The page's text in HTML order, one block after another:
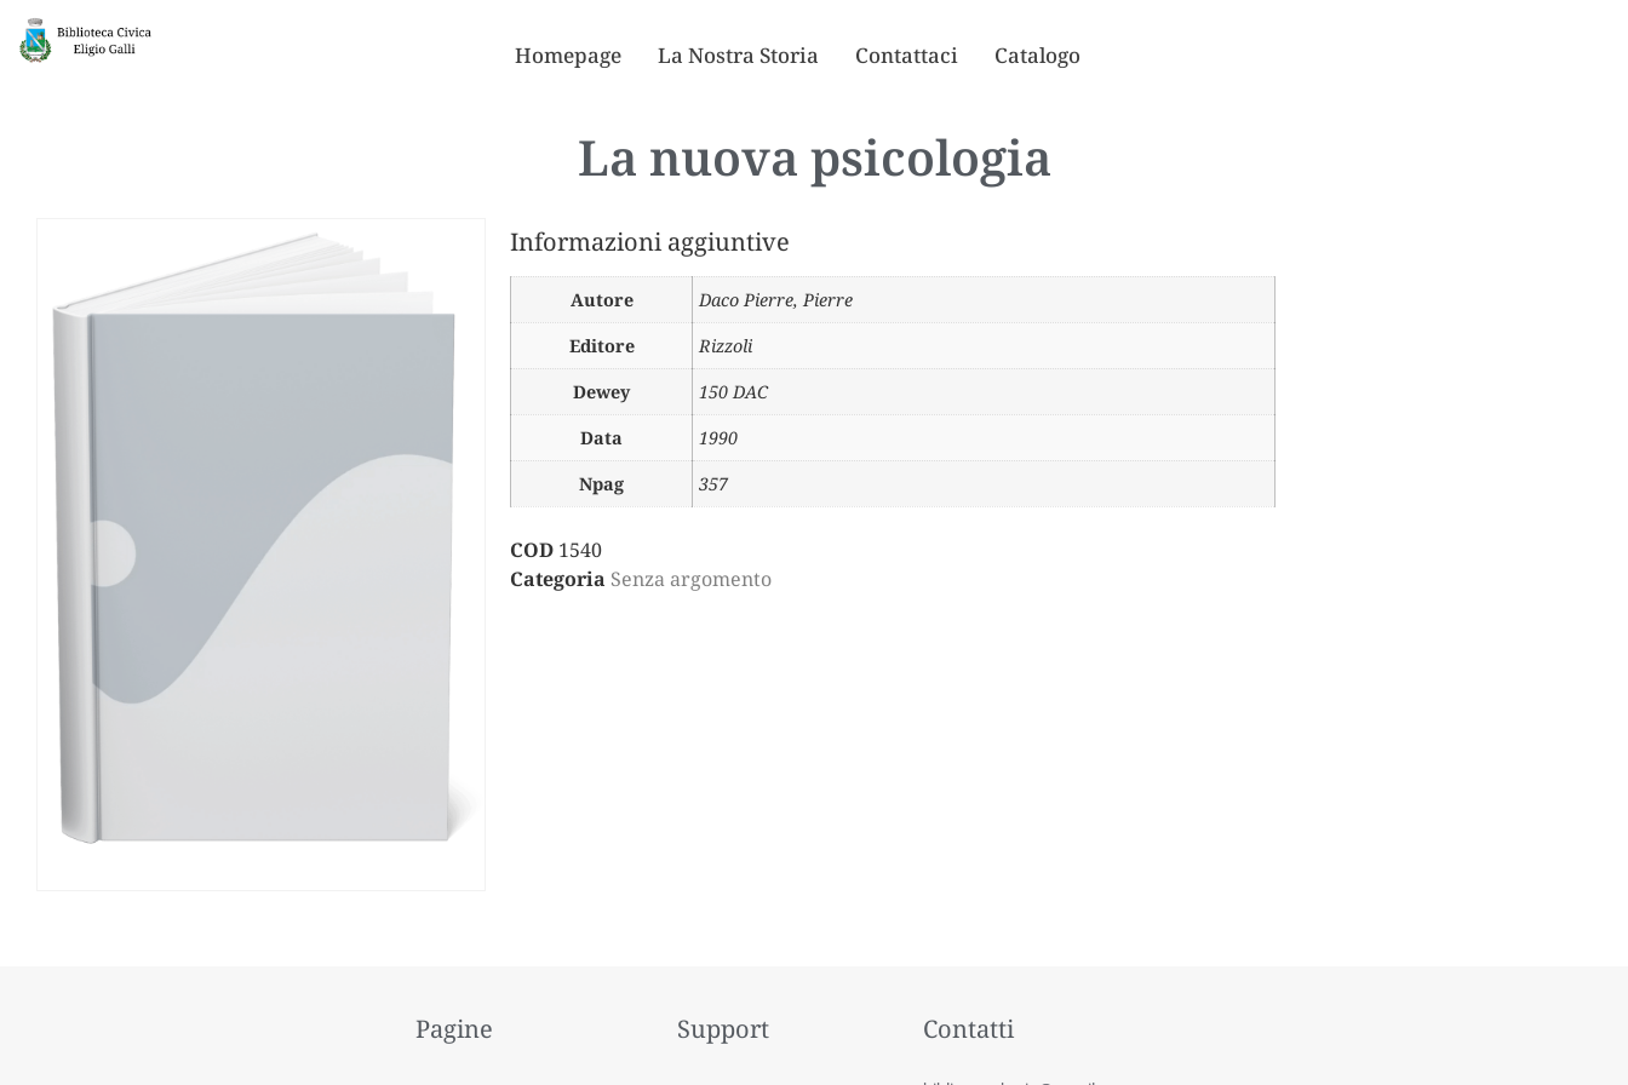
Homepage La Nostra Storia Contattaci Catalogo
La nuova psicologia
Informazioni aggiuntive
Autore Daco Pierre,Pierre
Editore
Rizzoli
Dewey
150 DAC
Data
1990
Npag
357
COD 1540
Categoria Senza argomento
Pagine Support Contatti